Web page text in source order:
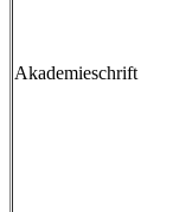
Akademieschrift